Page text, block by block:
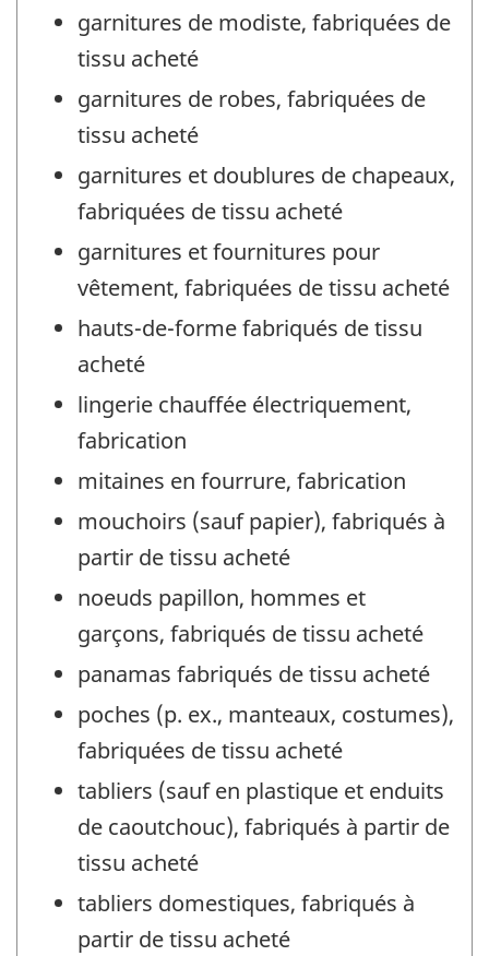
garnitures de modiste, fabriquées de
tissu acheté
garnitures de robes, fabriquées de
tissu acheté
garnitures et doublures de chapeaux,
fabriquées de tissu acheté
garnitures et fournitures pour
vêtement, fabriquées de tissu acheté
hauts-de-forme fabriqués de tissu
acheté
lingerie chauffée électriquement,
fabrication
mitaines en fourrure, fabrication
mouchoirs (sauf papier), fabriqués à
partir de tissu acheté
noeuds papillon, hommes et
garçons, fabriqués de tissu acheté
panamas fabriqués de tissu acheté
poches (p. ex., manteaux, costumes),
fabriquées de tissu acheté
tabliers (sauf en plastique et enduits
de caoutchouc), fabriqués à partir de
tissu acheté
tabliers domestiques, fabriqués à
partir de tissu acheté